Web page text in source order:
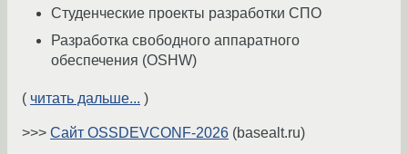
Студенческие проекты разработки СПО
Разработка свободного аппаратного
обеспечения (OSHW)
( читать дальше... )
>>> Сайт OSSDEVCONF-2026 (basealt.ru)